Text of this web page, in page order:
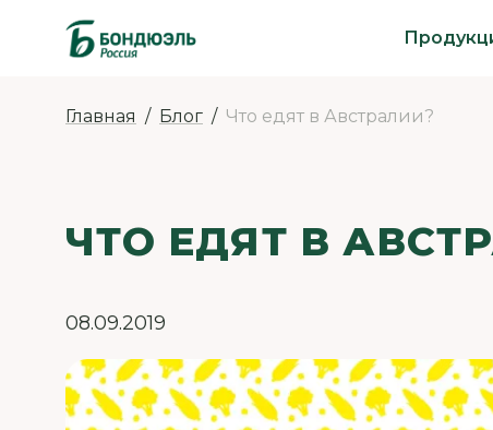
Главная Блог Что едят в Австралии?
ЧТО ЕДЯТ В
08.09.2019